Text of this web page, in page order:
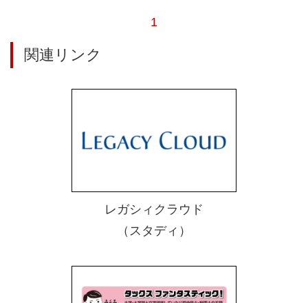
1
関連リンク
レガシィクラウド
（スタディ）